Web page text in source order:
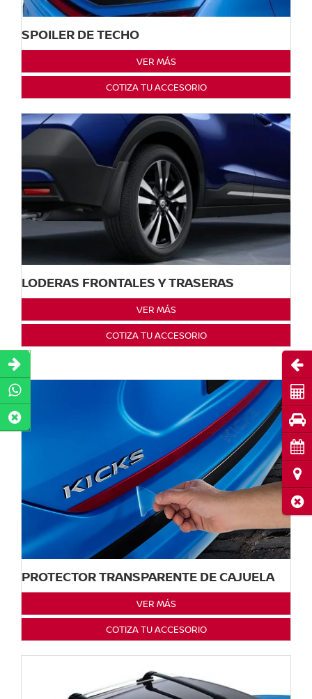
SPOILER DE TECHO
VER MÁS
COTIZA TU ACCESORIO
LODERAS FRONTALES Y TRASERAS
VER MÁS
COTIZA TU ACCESORIO
PROTECTOR TRANSPARENTE DE CAJUELA
VER MÁS
COTIZA TU ACCESORIO